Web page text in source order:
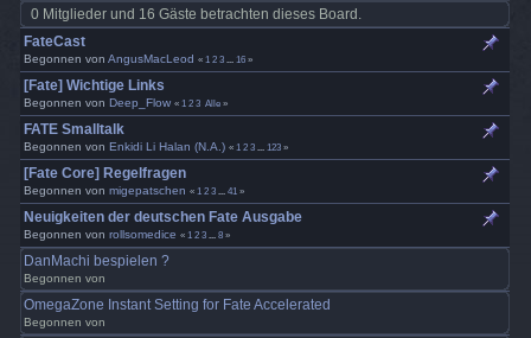
0 Mitglieder und 16 Gäste betrachten dieses Board.
FateCast
Begonnen vonAngusMacLeod «1 2 3 ...16 »
[Fate] Wichtige Links
Begonnen vonDeep_Flow «1 2 3 Alle »
FATE Smalltalk
Begonnen vonEnkidi Li Halan (N.A.) «1 2 3 ...123 »
[Fate Core] Regelfragen
Begonnen vonmigepatschen «1 2 3 ...41 »
Neuigkeiten der deutschen Fate Ausgabe
Begonnen vonrollsomedice «1 2 3 ...8 »
DanMachi bespielen ?
Begonnen von
OmegaZone Instant Setting for Fate Accelerated
Begonnen von